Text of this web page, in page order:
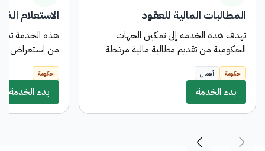
المطالبات المالية للعقود
تهدف هذه الخدمة إلى تمكين الجهات
الحكومية من تقديم مطالبة مالية مرتبطة
بعقد معين بالعملة المحلية مع إمكانية إختيار
طريقة التحويل المناسبة ، وتمر هذه المطالبة
بثلاث مراحل تمثل دورة الإعتمادات
المستندية (مطالبة مالية ، أمر صرف ، أمر
الموافقات اللازمة بحسب الحوكمة المعتمدة.
حكومة أعمال
بدء الخدمة
الاستعلام
هذه الخدمة
من استعراض
والمستلمة من
مسيرات حقوق
مسيرات الحقوق
حكومة
بدء الخدمة